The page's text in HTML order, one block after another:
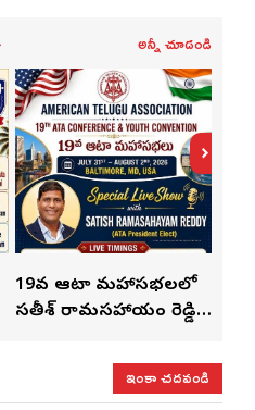
అన్నీ చూడండి
19వ ఆటా మహాసభలలో
సతీశ్ రామసహాయం రెడ్డి
ఇంకా చదవండి